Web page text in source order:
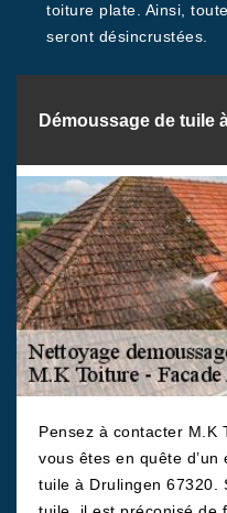
toiture plate. Ainsi,
seront désincrustées.
Démoussage de tuile
Pensez à contacter M.K
vous êtes en quête
tuile à Drulingen 67320.